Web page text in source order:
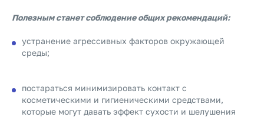
Полезным станет соблюдение общих рекомендаций:
устранение агрессивных факторов окружающей
среды;
постараться минимизировать контакт с
косметическими и гигиеническими средствами,
которые могут давать эффект сухости и шелушения